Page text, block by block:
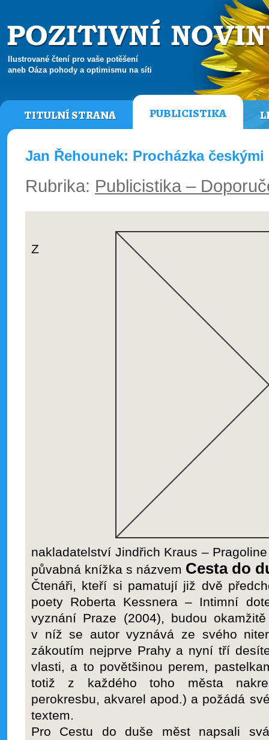
Ilustrované čtení pro vaše potěšení
aneb Oáza pohody a optimismu na síti
TITULNÍ STRANA PUBLICISTIKA
Jan Řehounek: Procházka českými
Rubrika: Publicistika –
Z
nakladatelství Jindřich Kraus –
půvabná knížka s názvem Cesta do
Čtenáři, kteří si pamatují již dvě
poety Roberta Kessnera – Intimní
vyznání Praze (2004), budou
v níž se autor vyznává ze svého
zákoutím nejprve Prahy a nyní tří
vlasti, a to povětšinou perem,
totiž z každého toho města
perokresbu, akvarel apod.) a požádá
textem.
Pro Cestu do duše měst napsali